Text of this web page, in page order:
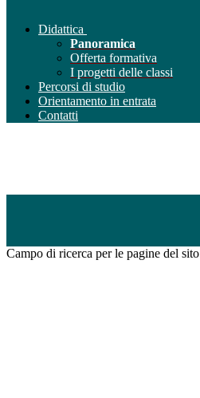
Didattica
Panoramica
Offerta formativa
I progetti delle classi
Percorsi di studio
Orientamento in entrata
Contatti
Campo di ricerca per le pagine del sito